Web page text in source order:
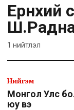
Ерөнхий
1 нийтлэл
Нийгэм
Монгол Улс
юу вэ